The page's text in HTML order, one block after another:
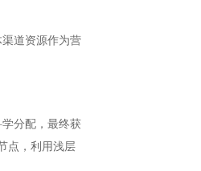
道资源作为营
分配，最终获
点，利用浅层